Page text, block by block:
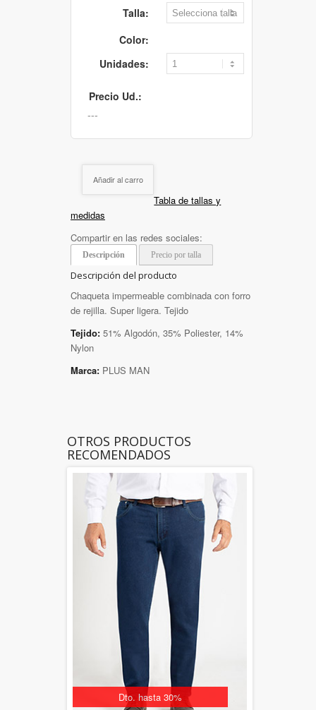
Talla:
Color:
Unidades:
Precio Ud.:
Añadir al carro
Tabla de tallas y
medidas
Compartir en las redes sociales:
Descripción Precio por talla
Descripción del producto
Chaqueta impermeable combinada con forro
de rejilla. Super ligera. Tejido
Tejido: 51% Algodón, 35% Poliester, 14%
Nylon
Marca: PLUS MAN
OTROS PRODUCTOS
RECOMENDADOS
Dto. hasta 30%